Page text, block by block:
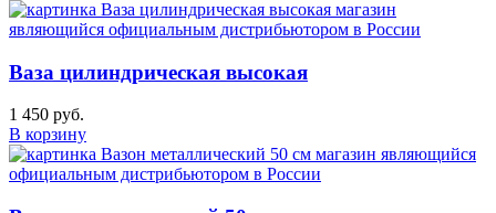
Ваза цилиндрическая высокая
1 450 руб.
В корзину